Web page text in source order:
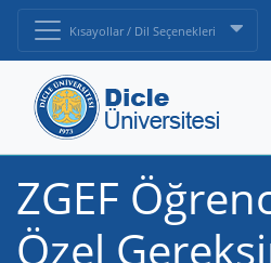
Kısayollar / Dil Seçenekleri
ZGEF
Özel